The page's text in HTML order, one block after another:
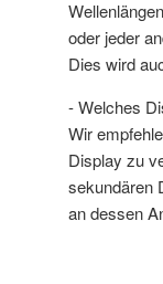
oder jeder
Dies wird
- Welches
Wir
Display zu
sekundären
an dessen